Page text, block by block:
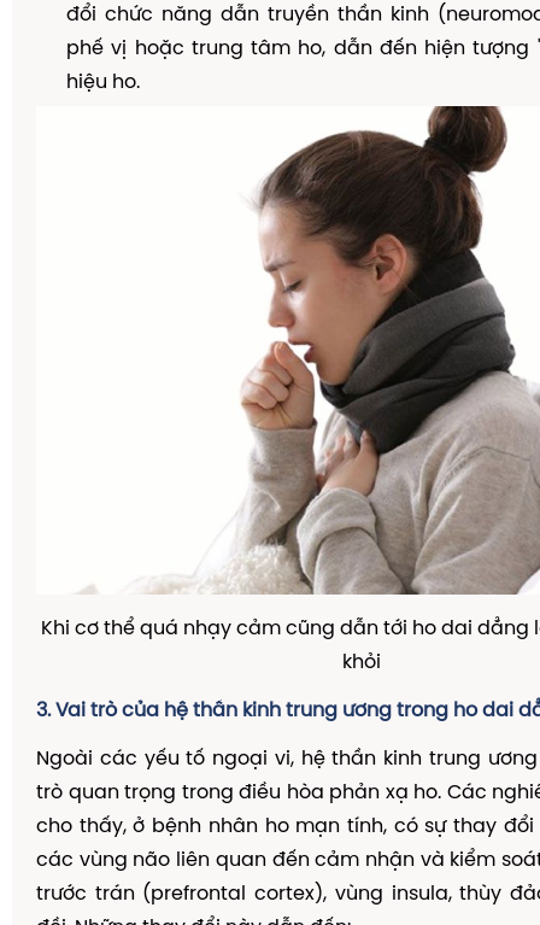
đổi chức năng dẫn truyền thần kinh
phế vị hoặc trung tâm ho, dẫn đến hiện tượng
hiệu ho.
Khi cơ thể quá nhạy cảm cũng dẫn tới ho dai dẳng
khỏi
3. Vai trò của hệ thần kinh trung ương trong ho dai
Ngoài các yếu tố ngoại vi, hệ thần kinh trung
trò quan trọng trong điều hòa phản xạ ho. Các
cho thấy, ở bệnh nhân ho mạn tính, có sự thay
các vùng não liên quan đến cảm nhận và kiểm
trước trán (prefrontal cortex), vùng insula, thùy